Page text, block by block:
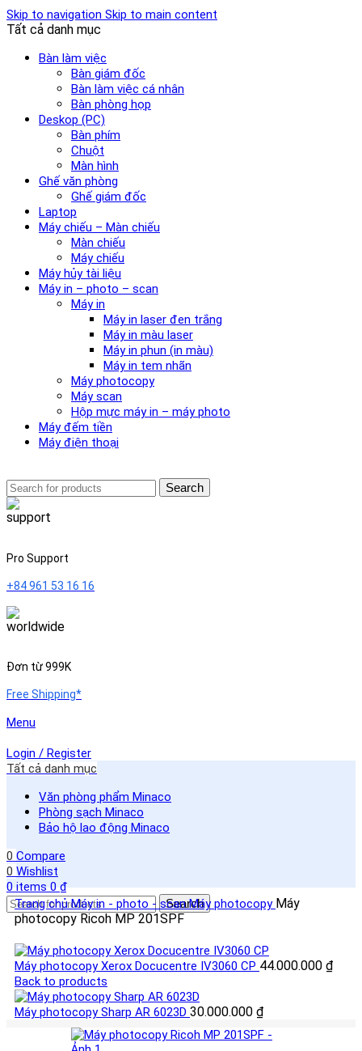
Skip to navigation Skip to main content
Tất cả danh mục
Bàn làm việc
Bàn giám đốc
Bàn làm việc cá nhân
Bàn phòng họp
Deskop (PC)
Bàn phím
Chuột
Màn hình
Ghế văn phòng
Ghế giám đốc
Laptop
Máy chiếu – Màn chiếu
Màn chiếu
Máy chiếu
Máy hủy tài liệu
Máy in – photo – scan
Máy in
Máy in laser đen trắng
Máy in màu laser
Máy in phun (in màu)
Máy in tem nhãn
Máy photocopy
Máy scan
Hộp mực máy in – máy photo
Máy đếm tiền
Máy điện thoại
Search
Pro Support
+84 961 53 16 16
Đơn từ 999K
Free Shipping*
Menu
Login / Register
Tất cả danh mục
Văn phòng phẩm Minaco
Phòng sạch Minaco
Bảo hộ lao động Minaco
0 Compare
0 Wishlist
0items 0₫
Search
Trang chủMáy in - photo - scanMáy photocopy Máy
photocopy Ricoh MP 201SPF
Máy photocopy Xerox Docucentre IV3060 CP 44.000.000 ₫
Back to products
Máy photocopy Sharp AR 6023D 30.000.000 ₫